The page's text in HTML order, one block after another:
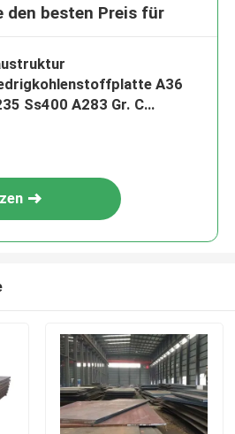
den besten Preis für
A36
Ss400 A283 Gr. C